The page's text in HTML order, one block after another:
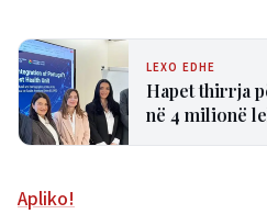
LEXO EDHE
Hapet thirrja
në 4 milionë
Apliko!